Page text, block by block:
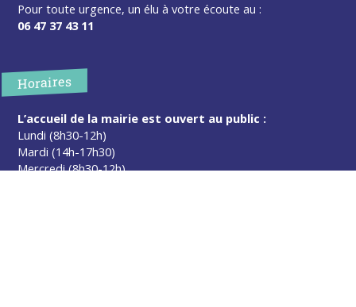
Pour toute urgence, un élu à votre écoute au :
06 47 37 43 11
Horaires
L’accueil de la mairie est ouvert au public :
Lundi (8h30-12h)
Mardi (14h-17h30)
Mercredi (8h30-12h)